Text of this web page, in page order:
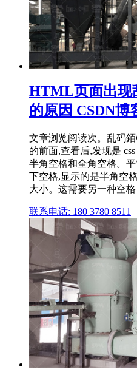
HTML页面出现
的原因 CSDN博
文章浏览阅读次。乱码
的前面,查看后,发现是
半角空格和全角空格。
下空格,显示的是半角空
大小。这需要另一种空
联系电话: 180 3780 8511